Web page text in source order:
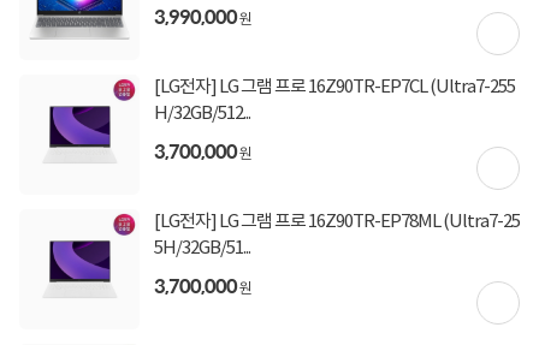
3,990,000원
[LG전자] LG 그램 프로 16Z90TR-EP7CL (Ultra7-255
H/32GB/512...
3,700,000원
[LG전자] LG 그램 프로 16Z90TR-EP78ML (Ultra7-25
5H/32GB/51...
3,700,000원
구매 시 유의사항
요청에 의한 새상품을 개봉하여 제작하는 상품으로 주문취소, 변심반품이 불가합니다.
장착된 부품은 해당 제조사에서 A/S 가능합니다 (예: 추가 SSD 불량 시 해당 SSD 제조
기본제품과 추가 또는 교체되는 제품의 스펙 정보를 확인 후 주문 바랍니다.